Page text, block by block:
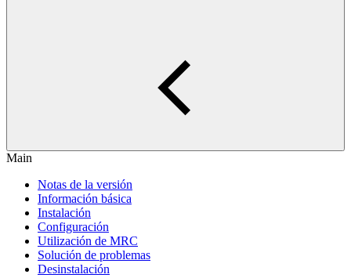
Main
Notas de la versión
Información básica
Instalación
Configuración
Utilización de MRC
Solución de problemas
Desinstalación